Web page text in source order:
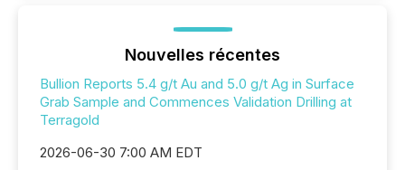
Nouvelles récentes
Bullion Reports 5.4 g/t Au and 5.0 g/t Ag in Surface
Grab Sample and Commences Validation Drilling at
Terragold
2026-06-30 7:00 AM EDT